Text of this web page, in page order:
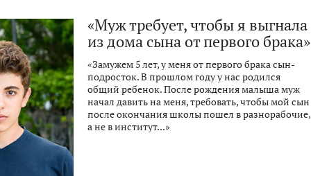
«Муж требует, чтобы я выгнала
из дома сына от первого брака»
«Замужем 5 лет, у меня от первого брака сын-
подросток. В прошлом году у нас родился
общий ребенок. После рождения малыша муж
начал давить на меня, требовать, чтобы мой сын
после окончания школы пошел в разнорабочие,
а не в институт...»